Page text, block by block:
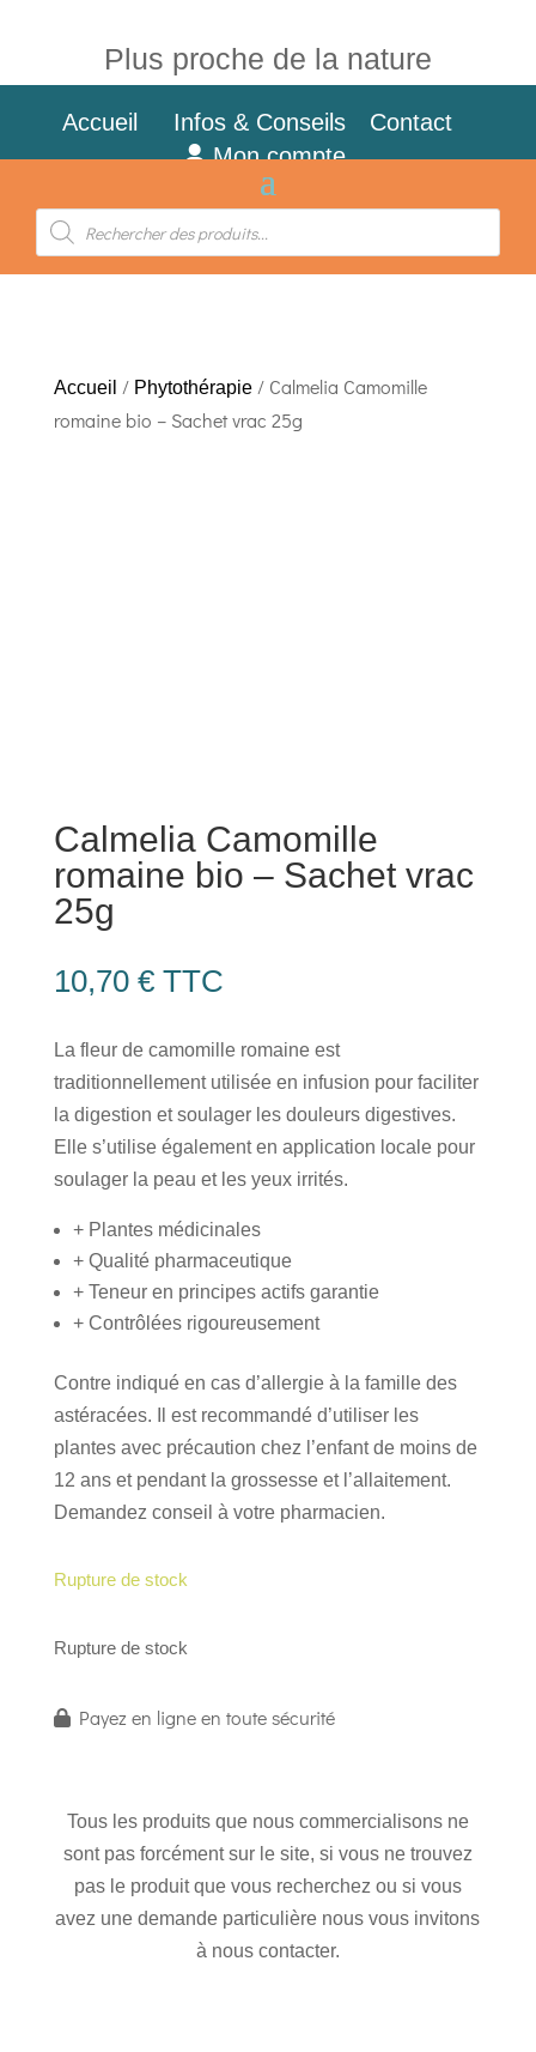
Plus proche de la nature
Accueil Infos & Conseils
Contact
Mon compte
Recherche
produits
Accueil / Phytothérapie/ Calmelia Camomille
romaine bio – Sachet vrac 25g
Calmelia Camomille
romaine bio – Sachet vrac
25g
10,70 € TTC
La fleur de camomille romaine est
traditionnellement utilisée en infusion pour faciliter
la digestion et soulager les douleurs digestives.
Elle s’utilise également en application locale pour
soulager la peau et les yeux irrités.
+ Plantes médicinales
+ Qualité pharmaceutique
+ Teneur en principes actifs garantie
+ Contrôlées rigoureusement
Contre indiqué en cas d’allergie à la famille des
astéracées. Il est recommandé d’utiliser les
plantes avec précaution chez l’enfant de moins de
12 ans et pendant la grossesse et l’allaitement.
Demandez conseil à votre pharmacien.
Rupture de stock
Rupture de stock
Payez en ligne en toute sécurité
Tous les produits que nous commercialisons ne
sont pas forcément sur le site, si vous ne trouvez
pas le produit que vous recherchez ou si vous
avez une demande particulière nous vous invitons
à nous contacter.